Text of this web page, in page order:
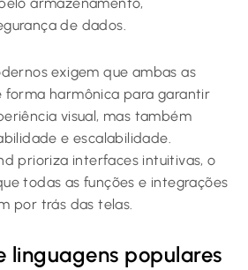
armazenamento,
de dados.
exigem que ambas as
forma harmônica para garantir
visual, mas também
e escalabilidade.
prioriza interfaces intuitivas, o
todas as funções e integrações
por trás das telas.
linguagens populares